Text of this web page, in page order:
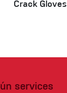
Crack Gloves
services